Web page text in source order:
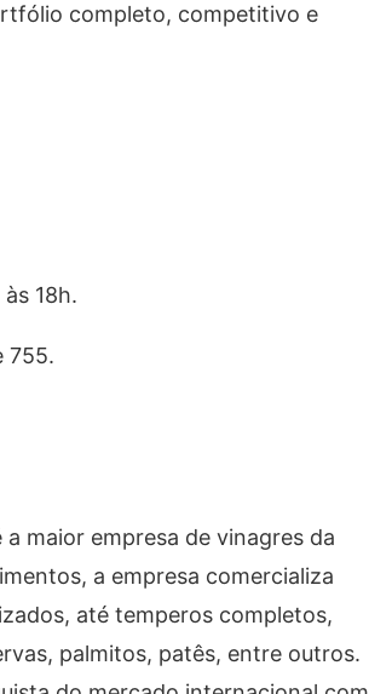
completo, competitivo e
18h.
755.
maior empresa de vinagres da
a empresa comercializa
até temperos completos,
palmitos, patês, entre outros.